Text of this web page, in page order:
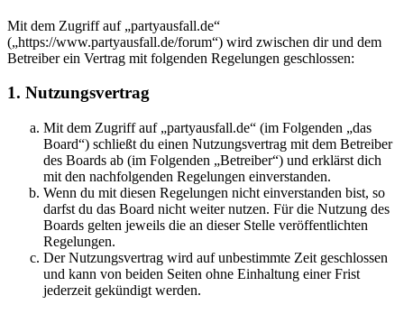
Mit dem Zugriff auf „partyausfall.de“
(„https://www.partyausfall.de/forum“) wird zwischen dir und dem
Betreiber ein Vertrag mit folgenden Regelungen geschlossen:
1. Nutzungsvertrag
Mit dem Zugriff auf „partyausfall.de“ (im Folgenden „das
Board“) schließt du einen Nutzungsvertrag mit dem Betreiber
des Boards ab (im Folgenden „Betreiber“) und erklärst dich
mit den nachfolgenden Regelungen einverstanden.
Wenn du mit diesen Regelungen nicht einverstanden bist, so
darfst du das Board nicht weiter nutzen. Für die Nutzung des
Boards gelten jeweils die an dieser Stelle veröffentlichten
Regelungen.
Der Nutzungsvertrag wird auf unbestimmte Zeit geschlossen
und kann von beiden Seiten ohne Einhaltung einer Frist
jederzeit gekündigt werden.